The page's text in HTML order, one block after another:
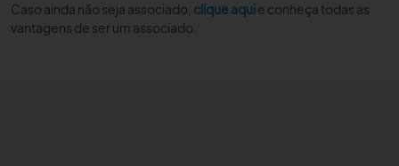
EDUCAÇÃO CONTINUADA
Caso ainda não seja associado, clique aquie conheça todas as
vantagens de ser um associado.